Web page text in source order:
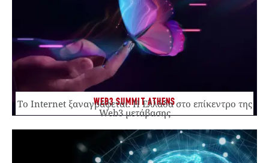
WEB3 SUMMIT ATHENS
Το Internet ξαναγράφεται. Η Ελλάδα στο επίκεντρο της
Web3 μετάβασης